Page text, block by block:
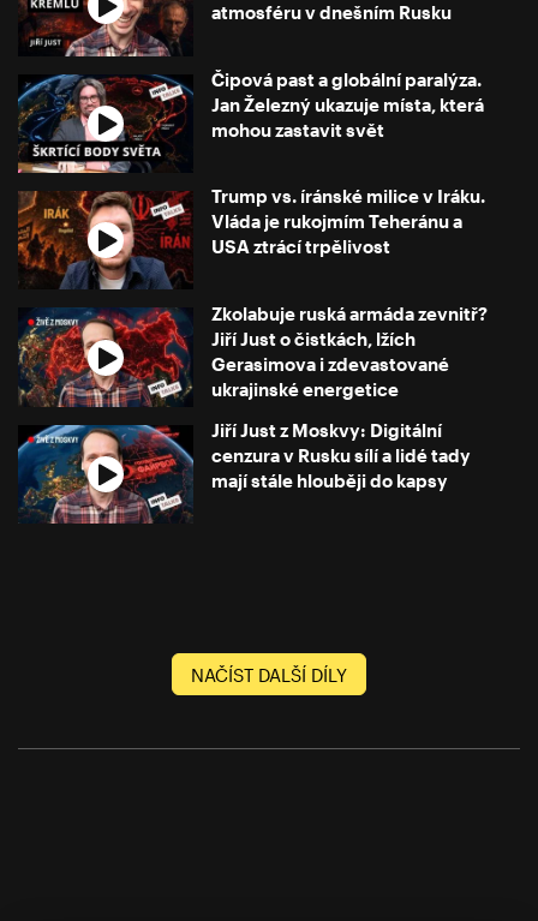
atmosféru v dnešním Rusku
Čipová past a globální paralýza.
Jan Železný ukazuje místa, která
mohou zastavit svět
Trump vs. íránské milice v Iráku.
Vláda je rukojmím Teheránu a
USA ztrácí trpělivost
Zkolabuje ruská armáda zevnitř?
Jiří Just o čistkách, lžích
Gerasimova i zdevastované
ukrajinské energetice
Jiří Just z Moskvy: Digitální
cenzura v Rusku sílí a lidé tady
mají stále hlouběji do kapsy
NAČÍST DALŠÍ DÍLY